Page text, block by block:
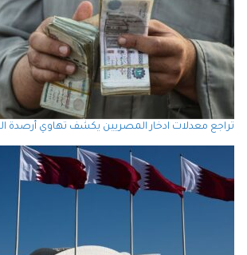
تراجع معدلات ادخار المصريين يكشف تهاوي أرصدة